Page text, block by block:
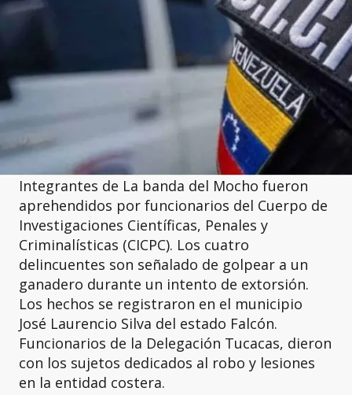
Integrantes de La banda del Mocho fueron
aprehendidos por funcionarios del Cuerpo de
Investigaciones Científicas, Penales y
Criminalísticas (CICPC). Los cuatro
delincuentes son señalado de golpear a un
ganadero durante un intento de extorsión.
Los hechos se registraron en el municipio
José Laurencio Silva del estado Falcón.
Funcionarios de la Delegación Tucacas, dieron
con los sujetos dedicados al robo y lesiones
en la entidad costera.